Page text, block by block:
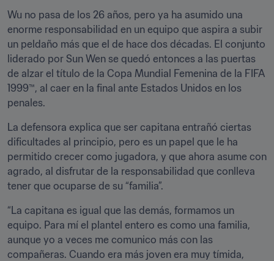
Wu no pasa de los 26 años, pero ya ha asumido una
enorme responsabilidad en un equipo que aspira a subir
un peldaño más que el de hace dos décadas. El conjunto
liderado por Sun Wen se quedó entonces a las puertas
de alzar el título de la Copa Mundial Femenina de la FIFA
1999™, al caer en la final ante Estados Unidos en los
penales.
La defensora explica que ser capitana entrañó ciertas
dificultades al principio, pero es un papel que le ha
permitido crecer como jugadora, y que ahora asume con
agrado, al disfrutar de la responsabilidad que conlleva
tener que ocuparse de su “familia”.
“La capitana es igual que las demás, formamos un
equipo. Para mí el plantel entero es como una familia,
aunque yo a veces me comunico más con las
compañeras. Cuando era más joven era muy tímida,